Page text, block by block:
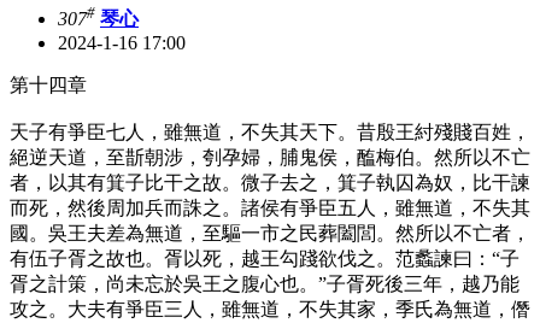
307# 琴心
2024-1-16 17:00
第十四章
天子有爭臣七人，雖無道，不失其天下。昔殷王紂殘賤百姓，
絕逆天道，至斮朝涉，刳孕婦，脯鬼侯，醢梅伯。然所以不亡
者，以其有箕子比干之故。微子去之，箕子執囚為奴，比干諫
而死，然後周加兵而誅之。諸侯有爭臣五人，雖無道，不失其
國。吳王夫差為無道，至驅一市之民葬闔閭。然所以不亡者，
有伍子胥之故也。胥以死，越王勾踐欲伐之。范蠡諫曰：“子
胥之計策，尚未忘於吳王之腹心也。”子胥死後三年，越乃能
攻之。大夫有爭臣三人，雖無道，不失其家，季氏為無道，僭